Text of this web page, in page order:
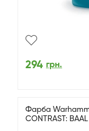
294 грн.
Фарба
CONTRAST: BAAL